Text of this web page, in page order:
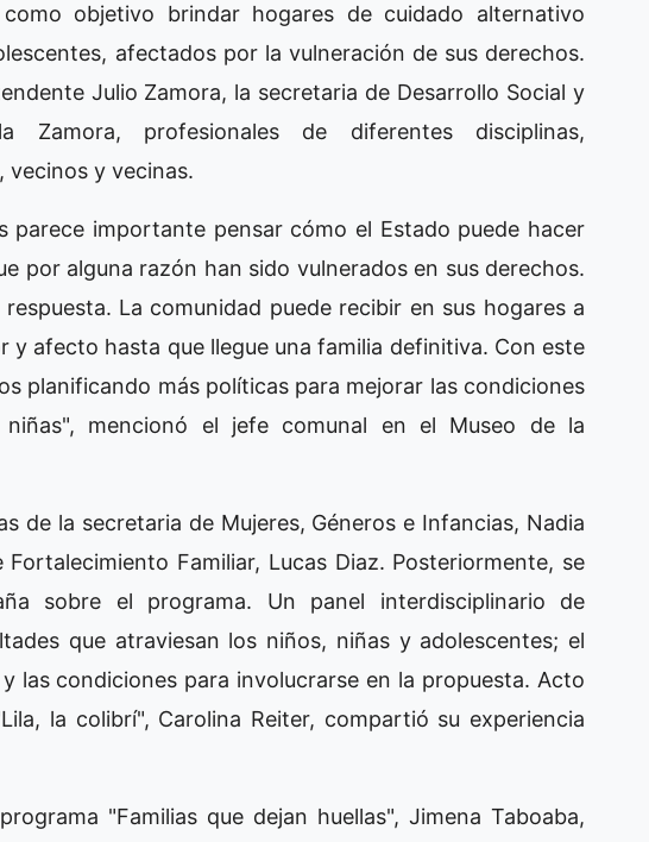
objetivo brindar hogares de cuidado alternativo
afectados por la vulneración de sus derechos.
Julio Zamora, la secretaria de Desarrollo Social y
Zamora, profesionales de diferentes disciplinas,
vecinos y vecinas.
parece importante pensar cómo el Estado puede hacer
por alguna razón han sido vulnerados en sus derechos.
La comunidad puede recibir en sus hogares a
y afecto hasta que llegue una familia definitiva. Con este
planificando más políticas para mejorar las condiciones
mencionó el jefe comunal en el Museo de la
de la secretaria de Mujeres, Géneros e Infancias, Nadia
Familiar, Lucas Diaz. Posteriormente, se
sobre el programa. Un panel interdisciplinario de
que atraviesan los niños, niñas y adolescentes; el
las condiciones para involucrarse en la propuesta. Acto
la colibrí", Carolina Reiter, compartió su experiencia
"Familias que dejan huellas", Jimena Taboaba,